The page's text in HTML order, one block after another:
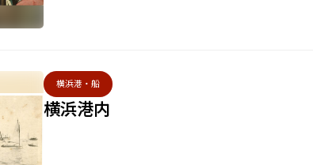
横浜港内
横浜港・船